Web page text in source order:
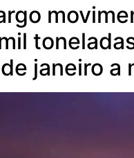
janeiro a